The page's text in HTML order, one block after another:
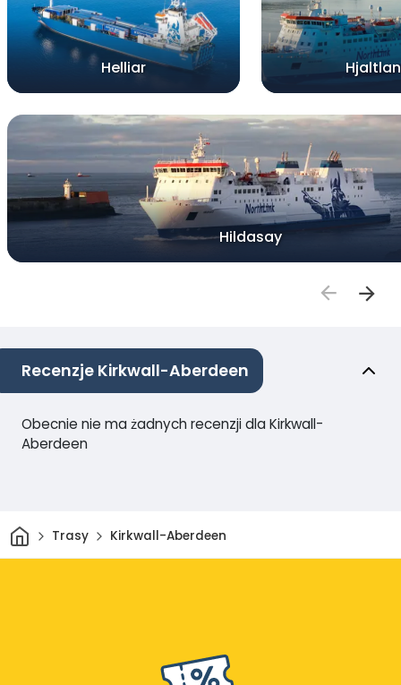
Helliar
Hildasay
Recenzje Kirkwall-Aberdeen
Obecnie nie ma żadnych recenzji dla Kirkwall-
Aberdeen
DomTrasy Kirkwall-Aberdeen